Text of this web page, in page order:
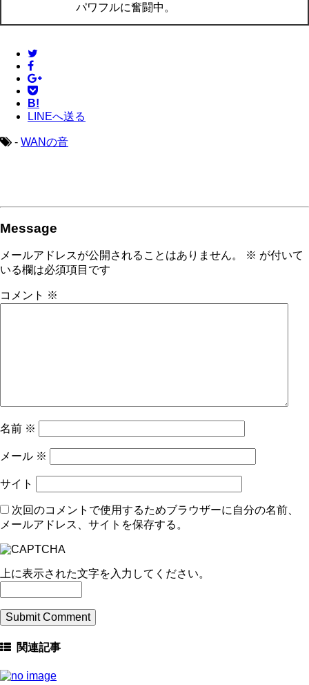
パワフルに奮闘中。
B!
LINEへ送る
- WANの音
Message
メールアドレスが公開されることはありません。 ※ が付いて
いる欄は必須項目です
コメント ※
名前 ※
メール ※
サイト
次回のコメントで使用するためブラウザーに自分の名前、
メールアドレス、サイトを保存する。
上に表示された文字を入力してください。
関連記事